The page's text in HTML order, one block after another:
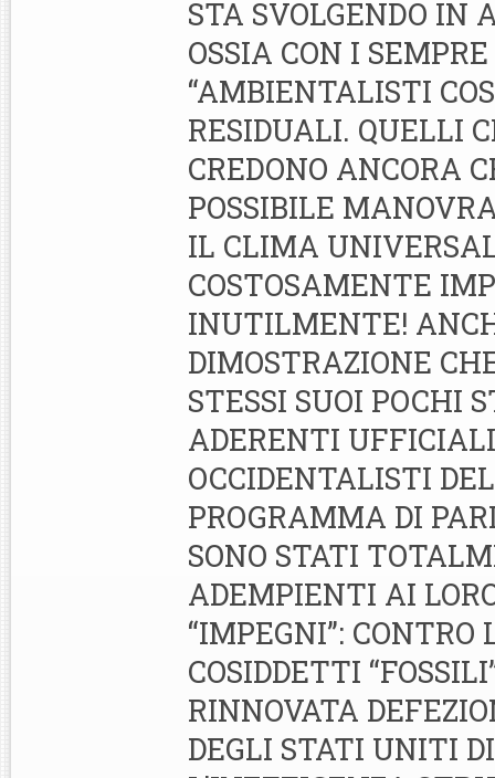
STA SVOLGENDO IN
OSSIA CON I
“AMBIENTALISTI
RESIDUALI. QUELLI
CREDONO ANCORA
POSSIBILE
IL CLIMA
COSTOSAMENTE
INUTILMENTE!
DIMOSTRAZIONE
STESSI SUOI POCHI
ADERENTI
OCCIDENTALISTI
PROGRAMMA DI
SONO STATI
ADEMPIENTI AI
“IMPEGNI”: CONTRO
COSIDDETTI
RINNOVATA
DEGLI STATI UNITI